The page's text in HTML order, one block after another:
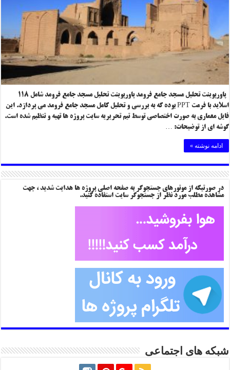
پاورپوینت تحلیل مسجد جامع فرومد پاورپوینت تحلیل مسجد جامع فرومد شامل ۱۱۸
اسلاید با فرمت PPT بوده که به بررسی و تحلیل کامل مسجد جامع فرومد می پردازد. این
فایل معماری به صورت اختصاصی توسط تیم تحریریه سایت پروژه ها تهیه و تنظیم شده است.
گوشه ای از توضیحات: …
ادامه نوشته »
در صورتیکه از موتورهای جستجوگر به صفحه اصلی پروژه ها هدایت شدید ، جهت
مشاهده مطلب مورد نظر از جستجوگر سایت استفاده کنید.
شبکه های اجتماعی